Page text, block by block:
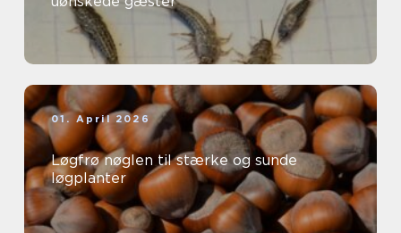
01. April 2026
Løgfrø nøglen til stærke og sunde
løgplanter